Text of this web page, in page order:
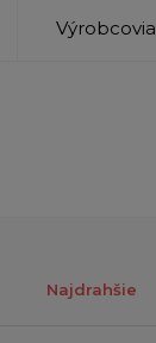
Výrobcovia
Najdrahšie